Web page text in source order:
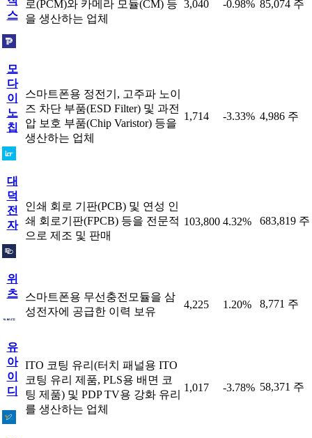
스
로(PCM)와 카메라 모듈(CM) 등
을 생산하는 업체
3,040 -0.98% 85,074 주
모
다
이
노
칩
스마트폰용 정전기, 고주파 노이
즈 차단 부품(ESD Filter) 및 과전
압 보호 부품(Chip Varistor) 등을
생산하는 업체
1,714 -3.33% 4,986 주
대
덕
전
자
인쇄 회로 기판(PCB) 및 연성 인
쇄 회로기판(FPCB) 등을 전문적
으로 제조 및 판매
103,800 4.32% 683,819 주
위
츠
스마트폰용 무선충전모듈을 삼
성전자에 공급한 이력 보유
4,225 1.20% 8,771 주
유
아
이
디
ITO 코팅 유리(터치 패널용 ITO
코팅 유리 제품, PLS용 배면 코
팅 제품) 및 PDP TV용 강화 유리
를 생산하는 업체
1,017 -3.78% 58,371 주